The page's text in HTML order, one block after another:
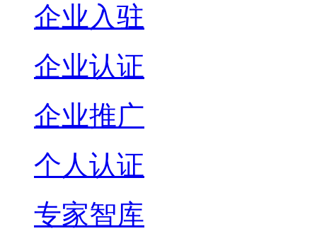
企业入驻
企业认证
企业推广
个人认证
专家智库